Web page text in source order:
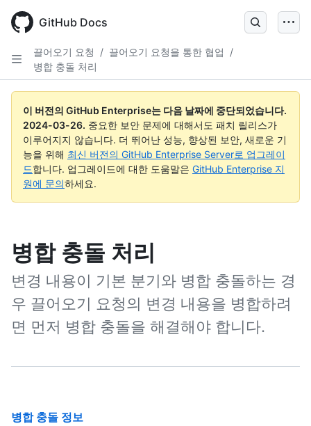
main
GitHub Docs
끌어오기 요청 / 끌어오기 요청을 통한 협업
/
병합 충돌 처리
이 버전의 GitHub Enterprise는 다음 날짜에 중단되었습니다.
2024-03-26. 중요한 보안 문제에 대해서도 패치 릴리스가
이루어지지 않습니다. 더 뛰어난 성능, 향상된 보안, 새로운 기
능을 위해 최신 버전의 GitHub Enterprise Server로 업그레이
드합니다. 업그레이드에 대한 도움말은 GitHub Enterprise 지
원에 문의하세요.
병합 충돌 처리
변경 내용이 기본 분기와 병합 충돌하는 경
우 끌어오기 요청의 변경 내용을 병합하려
면 먼저 병합 충돌을 해결해야 합니다.
병합 충돌 정보